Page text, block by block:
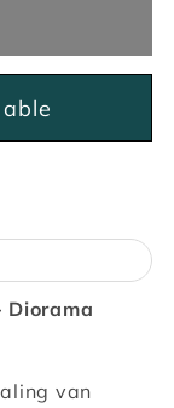
Diorama
van